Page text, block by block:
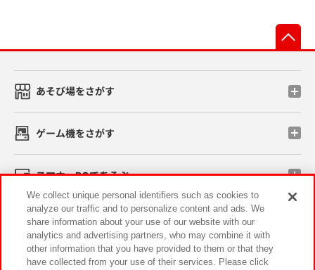
あそび場をさがす
ゲーム機をさがす
スマホ・PCであそぶ
イベント・キャンペーン
We collect unique personal identifiers such as cookies to
analyze our traffic and to personalize content and ads. We
share information about your use of our website with our
analytics and advertising partners, who may combine it with
other information that you have provided to them or that they
have collected from your use of their services. Please click